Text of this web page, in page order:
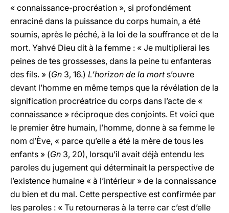
« connaissance-procréation », si profondément
enraciné dans la puissance du corps humain, a été
soumis, après le péché, à la loi de la souffrance et de la
mort. Yahvé Dieu dit à la femme : « Je multiplierai les
peines de tes grossesses, dans la peine tu enfanteras
des fils. » (Gn 3, 16.) L’horizon de la morts’ouvre
devant l’homme en même temps que la révélation de la
signification procréatrice du corps dans l’acte de «
connaissance » réciproque des conjoints. Et voici que
le premier être humain, l’homme, donne à sa femme le
nom d’Ève, « parce qu’elle a été la mère de tous les
enfants » (Gn 3, 20), lorsqu’il avait déjà entendu les
paroles du jugement qui déterminait la perspective de
l’existence humaine « à l’intérieur » de la connaissance
du bien et du mal. Cette perspective est confirmée par
les paroles : « Tu retourneras à la terre car c’est d’elle